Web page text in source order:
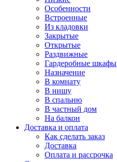
Особенности
Встроенные
Из кладовки
Закрытые
Открытые
Раздвижные
Гардеробные шкафы
Назначение
В комнату
В нишу
В спальню
В частный дом
На балкон
Доставка и оплата
Как сделать заказ
Доставка
Оплата и рассрочка